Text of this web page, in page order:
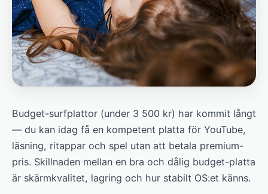
Budget-surfplattor (under 3 500 kr) har kommit långt
— du kan idag få en kompetent platta för YouTube,
läsning, ritappar och spel utan att betala premium-
pris. Skillnaden mellan en bra och dålig budget-platta
är skärmkvalitet, lagring och hur stabilt OS:et känns.